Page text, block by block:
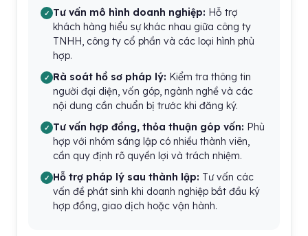
Tư vấn mô hình doanh nghiệp: Hỗ trợ
khách hàng hiểu sự khác nhau giữa công ty
TNHH, công ty cổ phần và các loại hình phù
hợp.
Rà soát hồ sơ pháp lý: Kiểm tra thông tin
người đại diện, vốn góp, ngành nghề và các
nội dung cần chuẩn bị trước khi đăng ký.
Tư vấn hợp đồng, thỏa thuận góp vốn: Phù
hợp với nhóm sáng lập có nhiều thành viên,
cần quy định rõ quyền lợi và trách nhiệm.
Hỗ trợ pháp lý sau thành lập: Tư vấn các
vấn đề phát sinh khi doanh nghiệp bắt đầu ký
hợp đồng, giao dịch hoặc vận hành.